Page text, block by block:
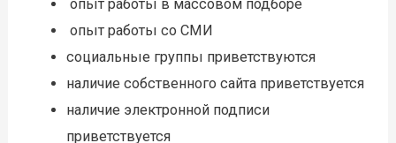
опыт работы в массовом подборе
опыт работы со СМИ
социальные группы приветствуются
наличие собственного сайта приветствуется
наличие электронной подписи
приветствуется